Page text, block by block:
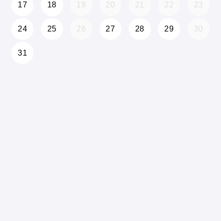
17 18 19 20 21 22 23
24 25 26 27 28 29 30
31